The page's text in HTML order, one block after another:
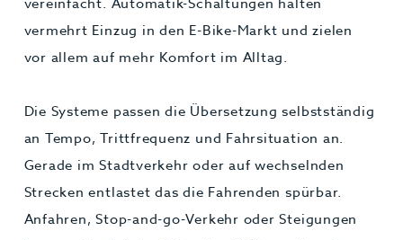
vermehrt Einzug in den E-Bike-Markt und zielen
vor allem auf mehr Komfort im Alltag.
Die Systeme passen die Übersetzung selbstständig
an Tempo, Trittfrequenz und Fahrsituation an.
Gerade im Stadtverkehr oder auf wechselnden
Strecken entlastet das die Fahrenden spürbar.
Anfahren, Stop-and-go-Verkehr oder Steigungen